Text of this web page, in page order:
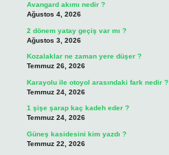
Avangard akımı nedir ?
Ağustos 4, 2026
2 dönem yatay geçiş var mı ?
Ağustos 3, 2026
Kozalaklar ne zaman yere düşer ?
Temmuz 26, 2026
Karayolu ile otoyol arasındaki fark nedir ?
Temmuz 24, 2026
1 şişe şarap kaç kadeh eder ?
Temmuz 24, 2026
Güneş kasidesini kim yazdı ?
Temmuz 22, 2026